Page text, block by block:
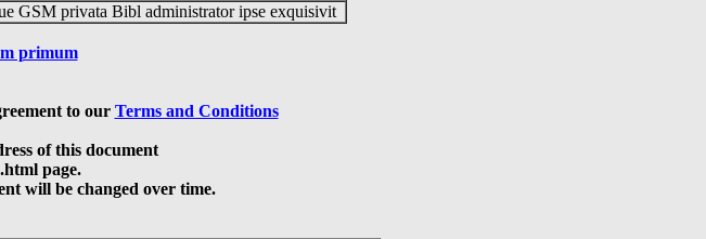
GSM privata Bibl administrator ipse exquisivit
primum
to our Terms and Conditions
of this document
page.
will be changed over time.